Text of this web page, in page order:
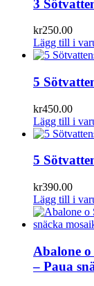
3
kr250.00
Lägg till i
5
kr450.00
Lägg till i
5
kr390.00
Lägg till i
Abalone
– Paua